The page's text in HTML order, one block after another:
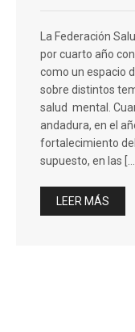
La Federación
por cuarto año
como un espacio
sobre distintos
salud mental.
andadura, en el
fortalecimiento
supuesto, en las […]
LEER MÁS